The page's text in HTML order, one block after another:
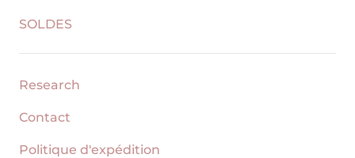
SOLDES
Research
Contact
Politique d'expédition